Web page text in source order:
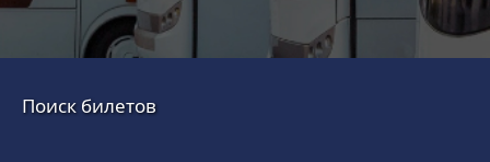
Поиск билетов